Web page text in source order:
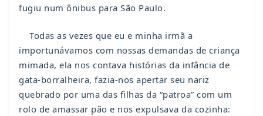
fugiu num ônibus para São Paulo.
Todas as vezes que eu e minha irmã a
importunávamos com nossas demandas de criança
mimada, ela nos contava histórias da infância de
gata-borralheira, fazia-nos apertar seu nariz
quebrado por uma das filhas da “patroa” com um
rolo de amassar pão e nos expulsava da cozinha: